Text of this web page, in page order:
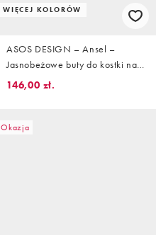
WIĘCEJ KOLORÓW
ASOS DESIGN – Ansel –
Jasnobeżowe buty do kostki na
płaskiej podeszwie z noskami w
146,00 zł.
Okazja